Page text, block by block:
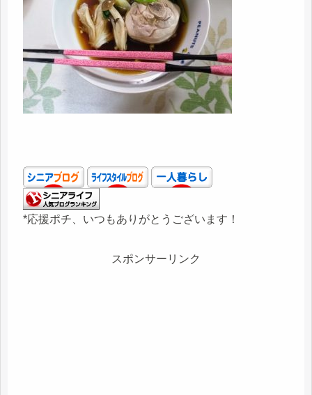
*応援ポチ、いつもありがとうございます！
スポンサーリンク